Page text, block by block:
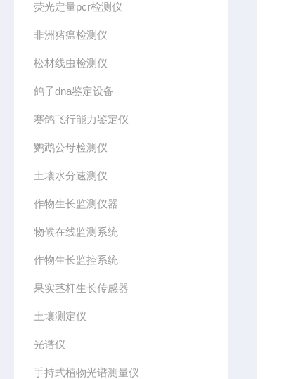
荧光定量pcr检测仪
非洲猪瘟检测仪
松材线虫检测仪
鸽子dna鉴定设备
赛鸽飞行能力鉴定仪
鹦鹉公母检测仪
土壤水分速测仪
作物生长监测仪器
物候在线监测系统
作物生长监控系统
果实茎杆生长传感器
土壤测定仪
光谱仪
手持式植物光谱测量仪